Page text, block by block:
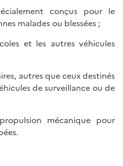
conçus pour le
malades ou blessées ;
et les autres véhicules
autres que ceux destinés
de surveillance ou de
mécanique pour